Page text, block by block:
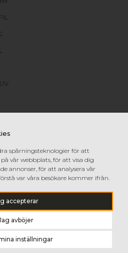
spårningsteknologier för att
vår webbplats, för att visa dig
annonser, för att analysera vår
var våra besökare kommer ifrån.
accepterar
avböjer
inställningar